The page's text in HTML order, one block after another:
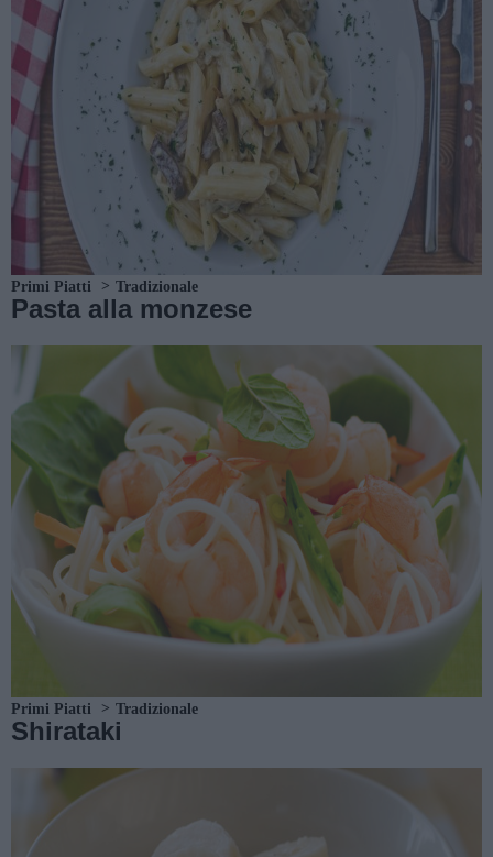
Primi Piatti Tradizionale
Pasta alla monzese
Primi Piatti Tradizionale
Shirataki